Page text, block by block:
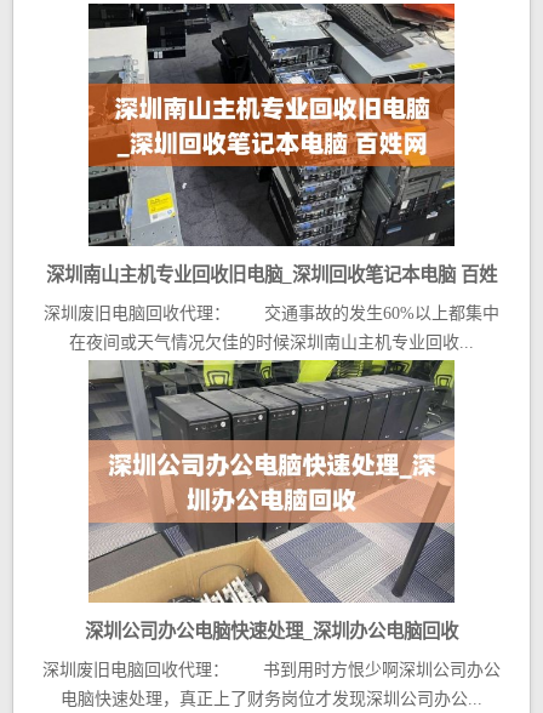
深圳南山主机专业回收旧电脑_深圳回收笔记本电脑 百姓
网
深圳废旧电脑回收代理： 交通事故的发生60%以上都集中
在夜间或天气情况欠佳的时候深圳南山主机专业回收...
深圳公司办公电脑快速处理_深圳办公电脑回收
深圳废旧电脑回收代理： 书到用时方恨少啊深圳公司办公
电脑快速处理，真正上了财务岗位才发现深圳公司办公...